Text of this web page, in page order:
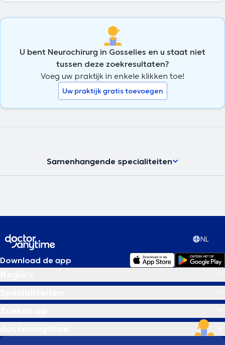
U bent Neurochirurg in Gosselies en u staat niet
tussen deze zoekresultaten?
Voeg uw praktijk in enkele klikken toe!
Uw praktijk gratis toevoegen
Samenhangende specialiteiten
NL
Download de app